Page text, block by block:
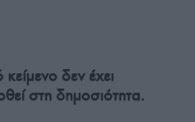
κείμενο δεν έχει
στη δημοσιότητα.